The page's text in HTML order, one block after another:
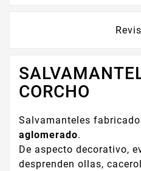
CORCHO
Salvamanteles
aglomerado.
De aspecto decorativo,
desprenden ollas,